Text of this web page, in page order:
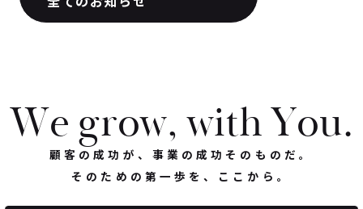
We grow, withYou.
顧客の成功が、事業の成功そのものだ。
そのための第一歩を、ここから。